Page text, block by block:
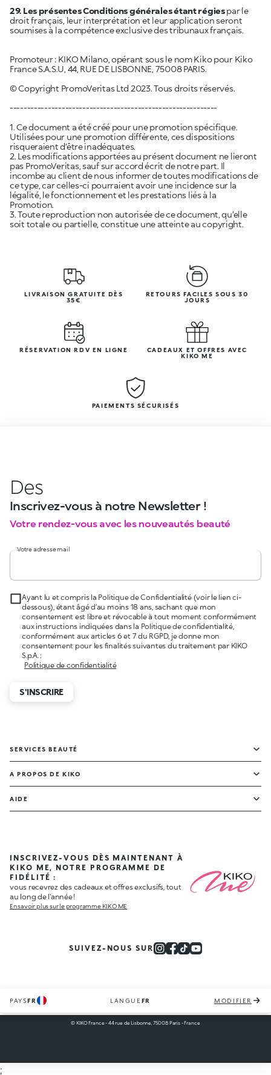
29. Les présentes Conditions générales étant régiespar le
droit français, leur interprétation et leur application seront
soumises à la compétence exclusive des tribunaux français.
Promoteur : KIKO Milano, opérant sous le nom Kiko pour Kiko
France S.A.S.U, 44, RUE DE LISBONNE, 75008 PARIS.
© Copyright PromoVeritas Ltd 2023. Tous droits réservés.
------------------------------------------------------------
1. Ce document a été créé pour une promotion spécifique.
Utilisées pour une promotion différente, ces dispositions
risqueraient d’être inadéquates.
2. Les modifications apportées au présent document ne lieront
pas PromoVeritas, sauf sur accord écrit de notre part. Il
incombe au client de nous informer de toutes modifications de
ce type, car celles-ci pourraient avoir une incidence sur la
légalité, le fonctionnement et les prestations liés à la
Promotion.
3. Toute reproduction non autorisée de ce document, qu’elle
soit totale ou partielle, constitue une atteinte au copyright.
LIVRAISON GRATUITE DÈS
35€
RETOURS FACILES SOUS 30
JOURS
RÉSERVATION RDV EN LIGNE
CADEAUX ET OFFRES AVEC
KIKO ME
PAIEMENTS SÉCURISÉS
Des
Inscrivez-vous à notre Newsletter !
Votre rendez-vous avec les nouveautés beauté
Votre adresse mail
Ayant lu et compris la Politique de Confidentialité (voir le lien ci-
dessous), étant âgé d’au moins 18 ans, sachant que mon
consentement est libre et révocable à tout moment conformément
aux instructions indiquées dans la Politique de confidentialité,
conformément aux articles 6 et 7 du RGPD, je donne mon
consentement pour les finalités suivantes du traitement par KIKO
S.p.A. :
Politique de confidentialité
S'INSCRIRE
SERVICES BEAUTÉ
A PROPOS DE KIKO
AIDE
INSCRIVEZ-VOUS DÈS MAINTENANT À
KIKO ME, NOTRE PROGRAMME DE
FIDÉLITÉ :
vous recevrez des cadeaux et offres exclusifs, tout
au long de l'année !
En savoir plus sur le programme KIKO ME
SUIVEZ-NOUS SUR
PAYSFR LANGUE FR MODIFIER
© KIKO France - 44 rue de Lisbonne, 75008 Paris - France
;